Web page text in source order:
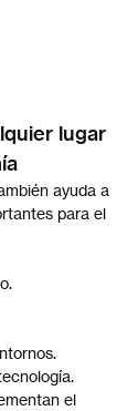
lugar
ayuda a
para el
el